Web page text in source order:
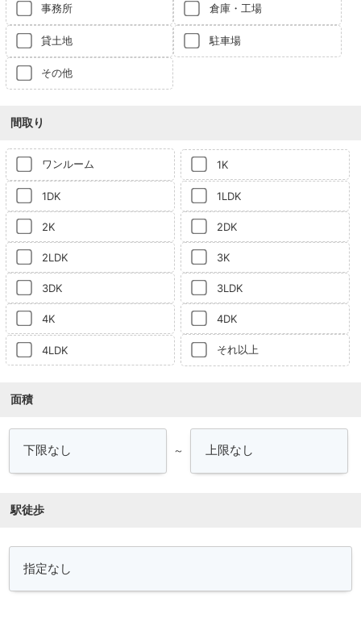
事務所 倉庫・工場
貸土地 駐車場
その他
間取り
ワンルーム 1K
1DK 1LDK
2K 2DK
2LDK 3K
3DK 3LDK
4K 4DK
4LDK それ以上
面積
～
駅徒歩